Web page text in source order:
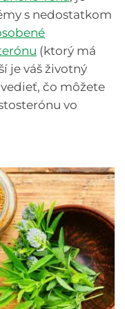
s nedostatkom
(ktorý má
je váš životný
čo môžete
vo